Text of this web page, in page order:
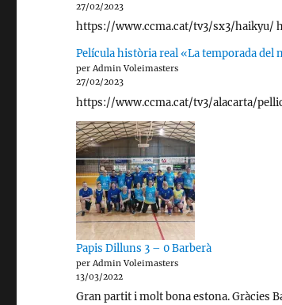
27/02/2023
https://www.ccma.cat/tv3/sx3/haikyu/
Película història real «La temporada del
per Admin Voleimasters
27/02/2023
https://www.ccma.cat/tv3/alacarta/
Papis Dilluns 3 – 0 Barberà
per Admin Voleimasters
13/03/2022
Gran partit i molt bona estona. Gràcies